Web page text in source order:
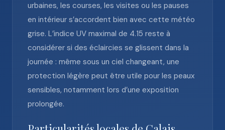
urbaines, les courses, les visites ou les pauses
en intérieur s’accordent bien avec cette météo
grise. L’indice UV maximal de 4.15 reste à
considérer si des éclaircies se glissent dans la
journée : même sous un ciel changeant, une
protection légère peut être utile pour les peaux
sensibles, notamment lors d’une exposition
prolongée.